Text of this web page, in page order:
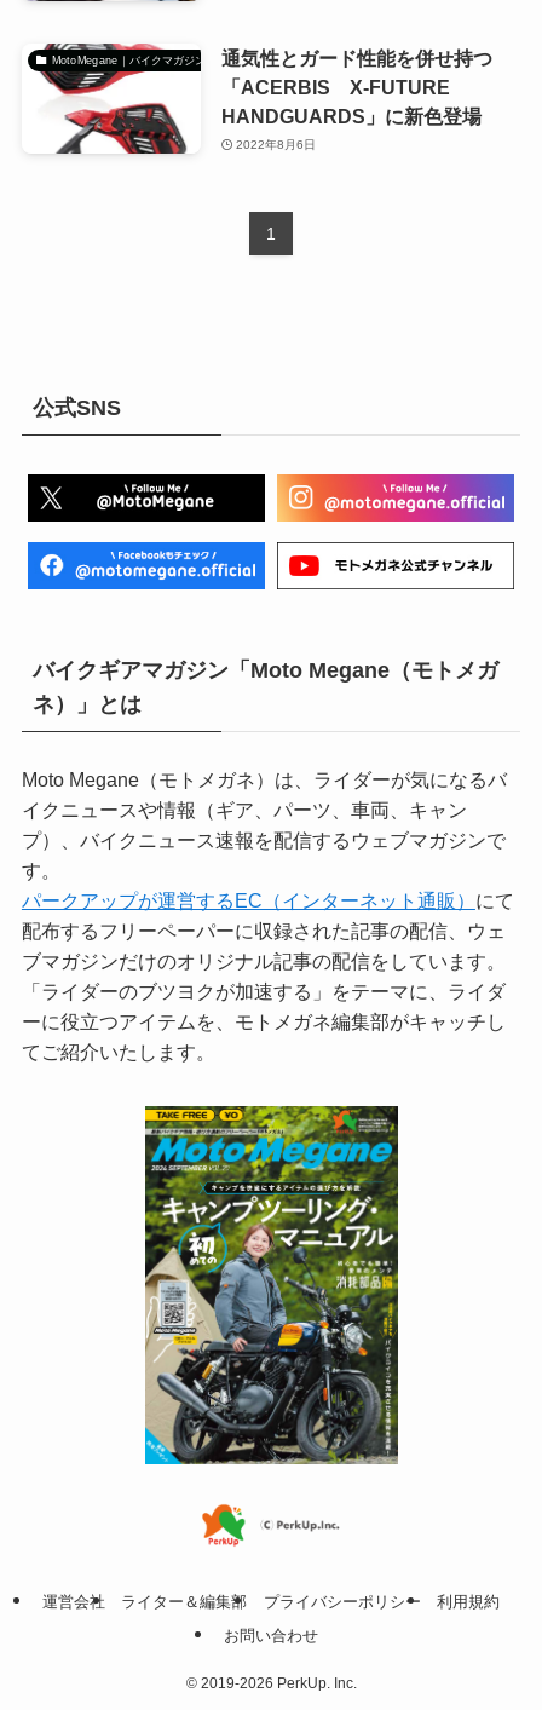
MotoMegane｜バイクマガジン
通気性とガード性能を併せ持つ
「ACERBIS X-FUTURE
HANDGUARDS」に新色登場
2022年8月6日
1
公式SNS
バイクギアマガジン「Moto Megane（モトメガ
ネ）」とは
Moto Megane（モトメガネ）は、ライダーが気になるバ
イクニュースや情報（ギア、パーツ、車両、キャン
プ）、バイクニュース速報を配信するウェブマガジンで
す。
パークアップが運営するEC（インターネット通販） にて
配布するフリーペーパーに収録された記事の配信、ウェ
ブマガジンだけのオリジナル記事の配信をしています。
「ライダーのブツヨクが加速する」をテーマに、ライダ
ーに役立つアイテムを、モトメガネ編集部がキャッチし
てご紹介いたします。
運営会社 ライター＆編集部 プライバシーポリシー
利用規約
お問い合わせ
©2019-2026 PerkUp. Inc.